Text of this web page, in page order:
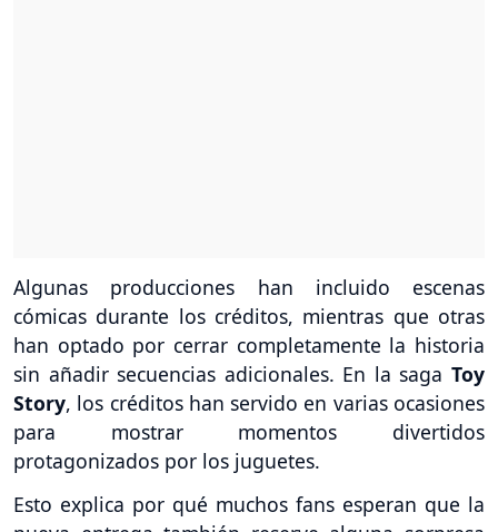
Algunas producciones han incluido escenas
cómicas durante los créditos, mientras que otras
han optado por cerrar completamente la historia
sin añadir secuencias adicionales. En la saga Toy
Story, los créditos han servido en varias ocasiones
para mostrar momentos divertidos
protagonizados por los juguetes.
Esto explica por qué muchos fans esperan que la